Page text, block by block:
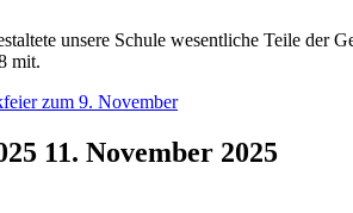
unsere Schule wesentliche Teile der
mit.
zum 9. November
11. November 2025